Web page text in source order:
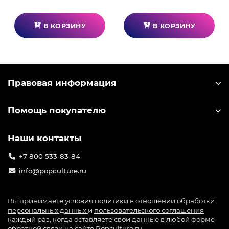
В КОРЗИНУ В КОРЗИНУ
Правовая информация
Помощь покупателю
Наши контакты
+7 800 533-83-84
info@popculture.ru
Вы принимаете условия политики в отношении обработки
персональных данных и пользовательского соглашения
каждый раз, когда оставляете свои данные в любой форме